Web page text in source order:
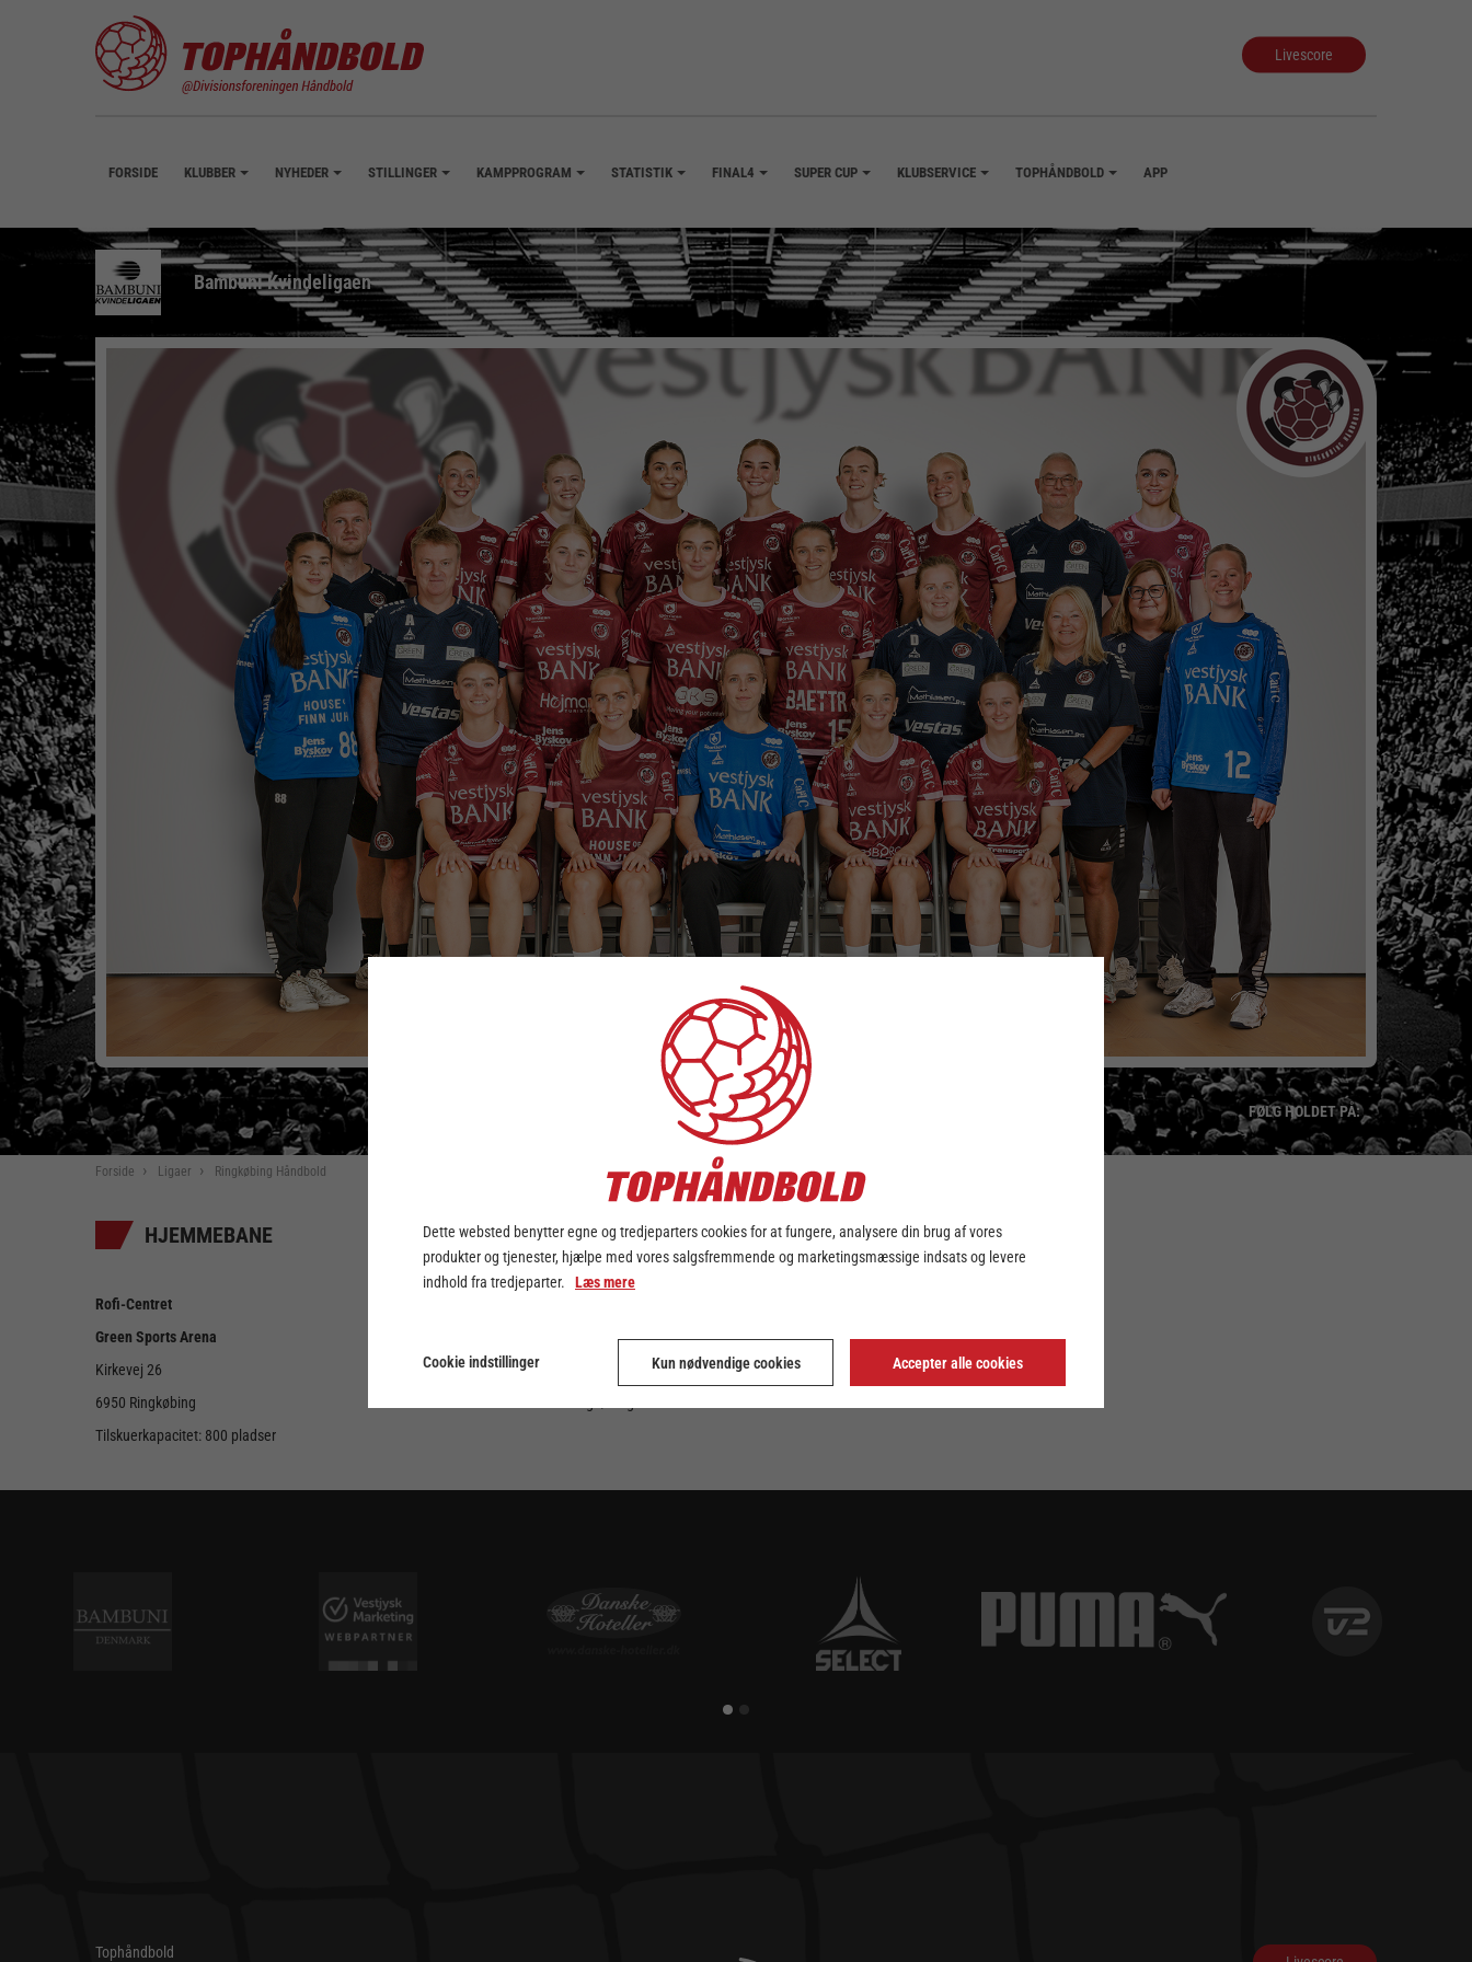
Livescore
FORSIDE KLUBBER NYHEDER STILLINGER KAMPPROGRAM STATISTIK FINAL4 SUPER CUP KLUBSERVICE TOPHÅNDBOLD APP
Bambuni Kvindeligaen
FØLG HOLDET PÅ:
Forside Ligaer Ringkøbing Håndbold
HJEMMEBANE
Rofi-Centret
Green Sports Arena
Kirkevej 26
6950 Ringkøbing
Tilskuerkapacitet: 800 pladser
KLUB ADRESSE
I.C. Chr. Allé 1
Tophåndbold
Dette websted benytter egne og tredjeparters cookies for at fungere, analysere din brug af vores
produkter og tjenester, hjælpe med vores salgsfremmende og marketingsmæssige indsats og levere
indhold fra tredjeparter. Læs mere
Cookie indstillinger Kun nødvendige cookies Accepter alle cookies